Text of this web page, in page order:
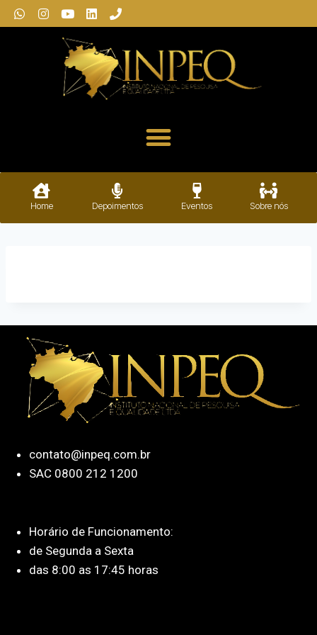
Home Depoimentos Eventos Sobre nós
contato@inpeq.com.br
SAC 0800 212 1200
Horário de Funcionamento:
de Segunda a Sexta
das 8:00 as 17:45 horas